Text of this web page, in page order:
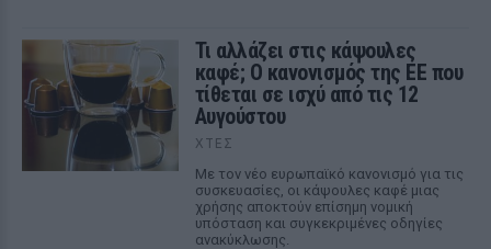
Τι αλλάζει στις κάψουλες
καφέ; Ο κανονισμός της ΕΕ που
τίθεται σε ισχύ από τις 12
Αυγούστου
ΧΤΕΣ
Με τον νέο ευρωπαϊκό κανονισμό για τις
συσκευασίες, οι κάψουλες καφέ μιας
χρήσης αποκτούν επίσημη νομική
υπόσταση και συγκεκριμένες οδηγίες
ανακύκλωσης.